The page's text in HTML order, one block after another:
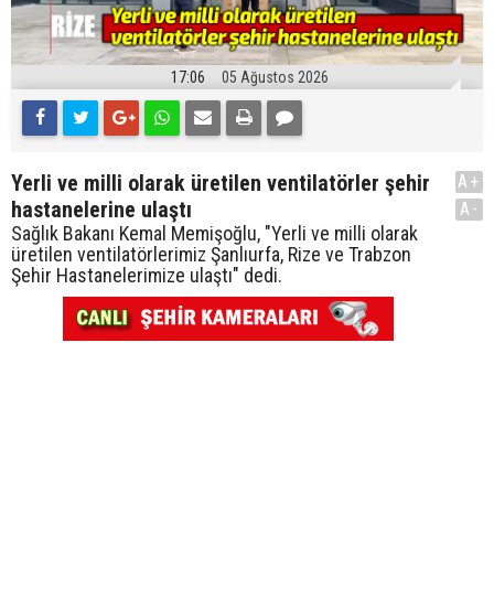
17:06 05 Ağustos 2026
Yerli ve milli olarak üretilen ventilatörler şehir
hastanelerine ulaştı
Sağlık Bakanı Kemal Memişoğlu, "Yerli ve milli olarak
üretilen ventilatörlerimiz Şanlıurfa, Rize ve Trabzon
Şehir Hastanelerimize ulaştı" dedi.
A+
A-